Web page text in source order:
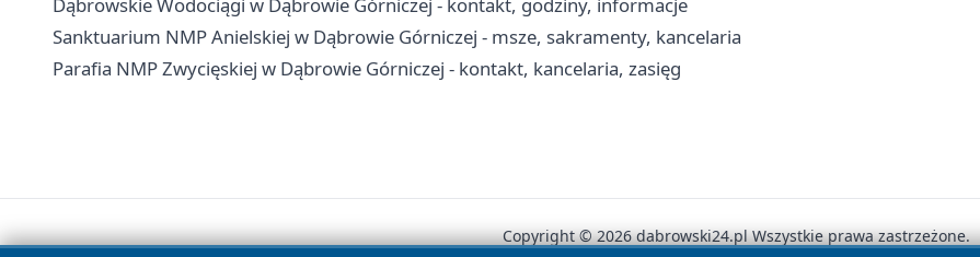
Sanktuarium NMP Anielskiej w Dąbrowie Górniczej - msze, sakramenty, kancelaria
Parafia NMP Zwycięskiej w Dąbrowie Górniczej - kontakt, kancelaria, zasięg
Copyright © 2026 dabrowski24.pl Wszystkie prawa zastrzeżone.